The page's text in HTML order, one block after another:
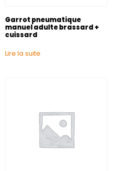
Garrot pneumatique
manuel adulte brassard +
cuissard
Lire la suite